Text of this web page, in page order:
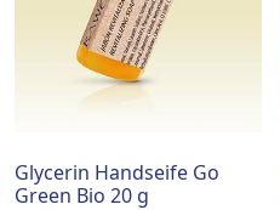
Glycerin Handseife Go
Green Bio 20 g